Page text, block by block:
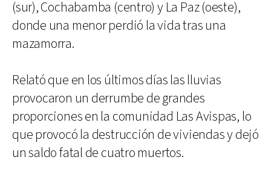
(sur), Cochabamba (centro) y La Paz (oeste),
donde una menor perdió la vida tras una
mazamorra.
Relató que en los últimos días las lluvias
provocaron un derrumbe de grandes
proporciones en la comunidad Las Avispas, lo
que provocó la destrucción de viviendas y dejó
un saldo fatal de cuatro muertos.